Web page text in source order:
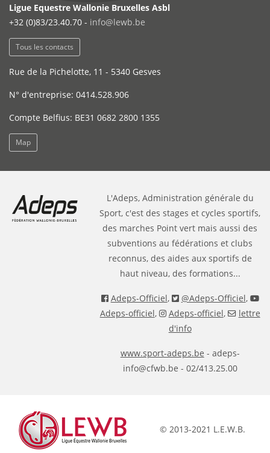
Ligue Equestre Wallonie Bruxelles Asbl
+32 (0)83/23.40.70 - info@lewb.be
Tous les contacts
Rue de la Pichelotte, 11 - 5340 Gesves
N° d'entreprise: 0414.528.906
Compte Belfius: BE31 0682 2800 1355
Map
L'Adeps, Administration générale du
Sport, c'est des stages et cycles sportifs,
des marches Point vert mais aussi des
subventions au fédérations et clubs
reconnus, des aides aux sportifs de
haut niveau, des formations...
Adeps-Officiel, @Adeps-Officiel,
Adeps-officiel, Adeps-officiel,
lettre
d'info
www.sport-adeps.be - adeps-
info@cfwb.be - 02/413.25.00
© 2013-2021 L.E.W.B.